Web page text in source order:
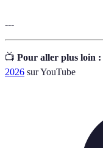
---
📺 Pour aller plus loin :
2026 sur YouTube